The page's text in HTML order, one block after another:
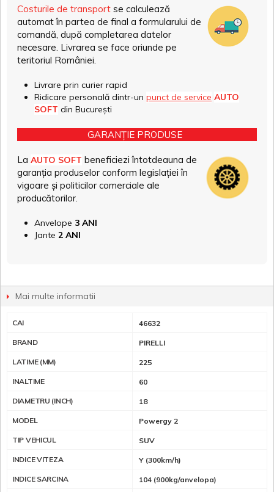
Costurile de transport se calculează
automat în partea de final a formularului de
comandă, după completarea datelor
necesare. Livrarea se face oriunde pe
teritoriul României.
Livrare prin curier rapid
Ridicare personală dintr-un punct de service AUTO
SOFT din București
GARANȚIE PRODUSE
La AUTO SOFT beneficiezi întotdeauna de
garanția produselor conform legislației în
vigoare și politicilor comerciale ale
producătorilor.
Anvelope 3 ANI
Jante 2 ANI
Mai multe informatii
CAI 46632
BRAND PIRELLI
LATIME (MM) 225
INALTIME 60
DIAMETRU (INCH) 18
MODEL Powergy 2
TIP VEHICUL SUV
INDICE VITEZA Y (300km/h)
INDICE SARCINA 104 (900kg/anvelopa)